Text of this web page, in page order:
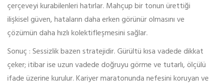
çerçeveyi kurabilenleri hatırlar. Mahçup bir tonun ürettiği
ilişkisel güven, hataların daha erken görünür olmasını ve
çözümün daha hızlı kolektifleşmesini sağlar.
Sonuç : Sessizlik bazen stratejidir. Gürültü kısa vadede dikkat
çeker; itibar ise uzun vadede doğruyu görme ve tutarlı, ölçülü
ifade üzerine kurulur. Kariyer maratonunda nefesini koruyan ve